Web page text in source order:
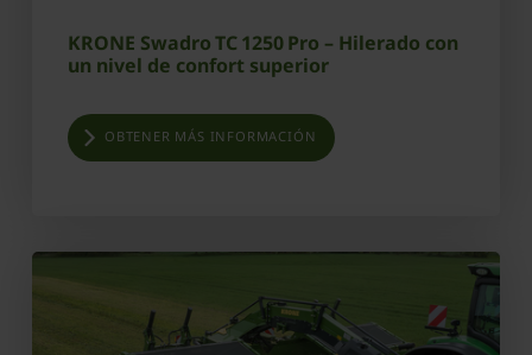
KRONE Swadro TC 1250 Pro – Hilerado con
un nivel de confort superior
OBTENER MÁS INFORMACIÓN